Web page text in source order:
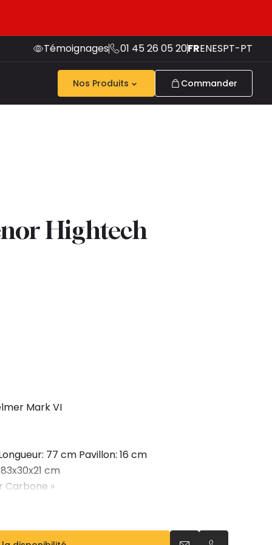
Témoignages 01 45 26 05 20FRENESPT-PT
Nos Produits Commander
Hightech
Mark VI
Longueur: 77 cm Pavillon: 16 cm
83x30x21 cm
Carbone »